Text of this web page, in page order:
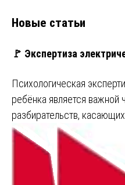
Новые статьи
🚩 Экспертиза
Психологическая
ребёнка является важной
разбирательств,